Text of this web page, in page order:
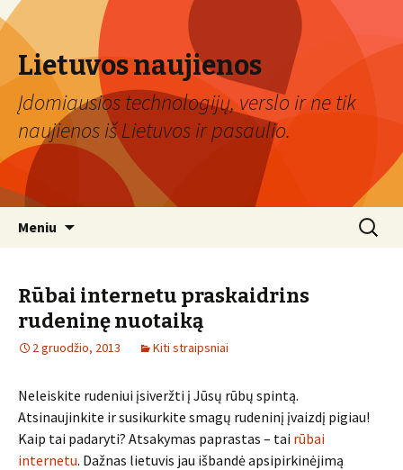
Lietuvos naujienos
Įdomiausios technologijų, verslo ir ne tik
naujienos iš Lietuvos ir pasaulio.
Meniu Ieškoti:
Rūbai internetu praskaidrins
rudeninę nuotaiką
2 gruodžio, 2013 Kiti straipsniai
Neleiskite rudeniui įsiveržti į Jūsų rūbų spintą.
Atsinaujinkite ir susikurkite smagų rudeninį įvaizdį pigiau!
Kaip tai padaryti? Atsakymas paprastas – tai rūbai
internetu. Dažnas lietuvis jau išbandė apsipirkinėjimą